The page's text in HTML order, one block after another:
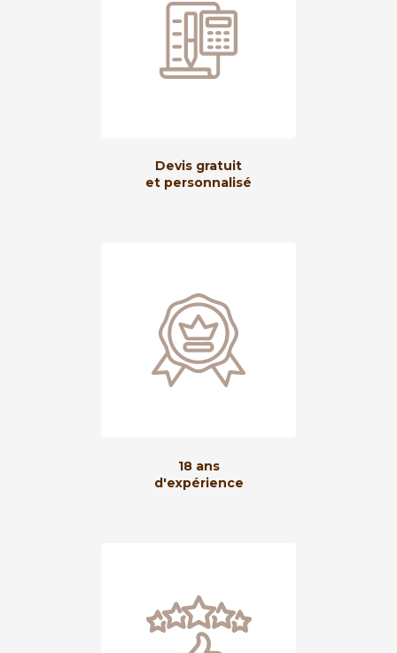
Devis gratuit
et personnalisé
18 ans
d'expérience